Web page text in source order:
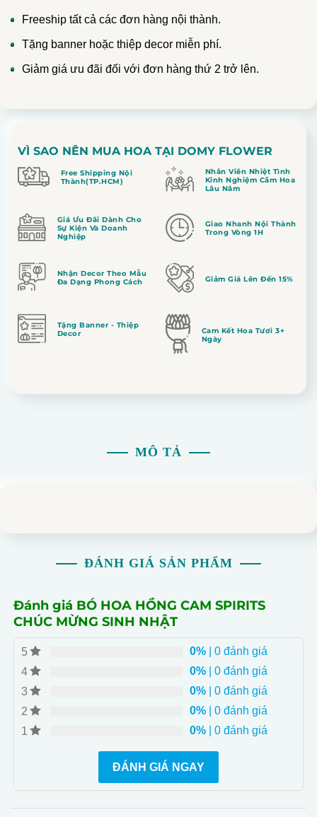
Freeship tất cả các đơn hàng nội thành.
Tặng banner hoặc thiệp decor miễn phí.
Giảm giá ưu đãi đối với đơn hàng thứ 2 trở lên.
VÌ SAO NÊN MUA HOA TẠI DOMY FLOWER
Free Shipping Nội
Thành(TP.HCM)
Nhân Viên Nhiệt Tình
Kinh Nghiệm Cắm Hoa
Lâu Năm
Giá Ưu Đãi Dành Cho
Sự Kiện Và Doanh
Nghiệp
Giao Nhanh Nội Thành
Trong Vòng 1H
Nhận Decor Theo Mẫu
Đa Dạng Phong Cách
Giảm Giá Lên Đến 15%
Tặng Banner - Thiệp
Decor
Cam Kết Hoa Tươi 3+
Ngày
MÔ TẢ
ĐÁNH GIÁ SẢN PHẨM
Đánh giá BÓ HOA HỒNG CAM SPIRITS
CHÚC MỪNG SINH NHẬT
5 0%| 0 đánh giá
4
0%| 0 đánh giá
3
0%| 0 đánh giá
2
0%| 0 đánh giá
1
0%| 0 đánh giá
ĐÁNH GIÁ NGAY